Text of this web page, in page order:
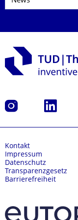
Instagram LinkedIn
Kontakt
Impressum
Datenschutz
Transparenzgesetz
Barrierefreiheit